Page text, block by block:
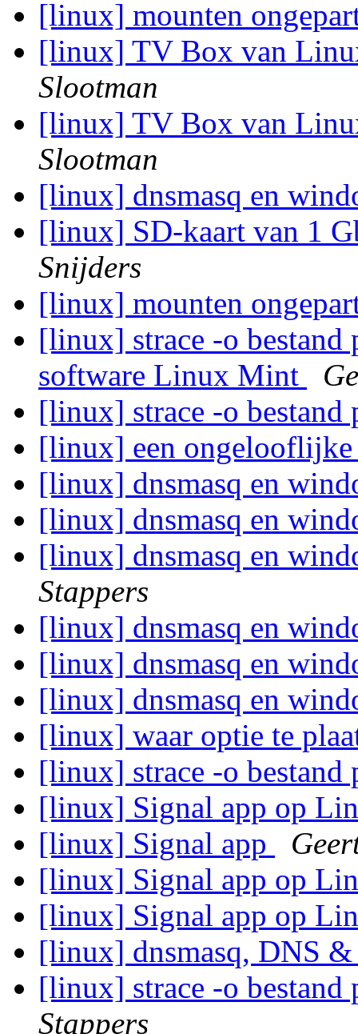
[linux] mounten
[linux] TV Box van
Slootman
[linux] TV Box van
Slootman
[linux] dnsmasq en
[linux] SD-kaart van 1
Snijders
[linux] mounten
[linux] strace -o bestand
software Linux Mint
[linux] strace -o bestand
[linux] een
[linux] dnsmasq en
[linux] dnsmasq en
[linux] dnsmasq en
Stappers
[linux] dnsmasq en
[linux] dnsmasq en
[linux] dnsmasq en
[linux] waar optie te
[linux] strace -o bestand
[linux] Signal app op
[linux] Signal app
[linux] Signal app op
[linux] Signal app op
[linux] dnsmasq, DNS
[linux] strace -o bestand
Stappers